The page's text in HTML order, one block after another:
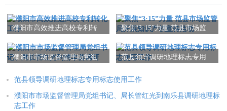
濮阳市高效推进高校专利转
聚焦“3·15”力量 范县市场监
濮阳市市场监督管理局党组
调研
范县领导调研地理标志专用
范县领导调研地理标志专用标志使用工作
濮阳市市场监督管理局党组书记、局长管红光到南乐县调研地理标
志工作